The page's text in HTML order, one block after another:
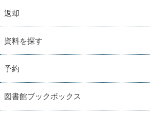
返却
資料を探す
予約
図書館ブックボックス